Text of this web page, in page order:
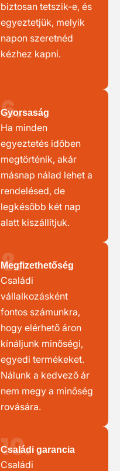
biztosan tetszik-e, és
egyeztetjük, melyik
napon szeretnéd
kézhez kapni.
6.
Gyorsaság
Ha minden
egyeztetés időben
megtörténik, akár
másnap nálad lehet a
rendelésed, de
legkésőbb két nap
alatt kiszállítjuk.
8.
Megfizethetőség
Családi
vállalkozásként
fontos számunkra,
hogy elérhető áron
kínáljunk minőségi,
egyedi termékeket.
Nálunk a kedvező ár
nem megy a minőség
rovására.
10.
Családi garancia
Családi